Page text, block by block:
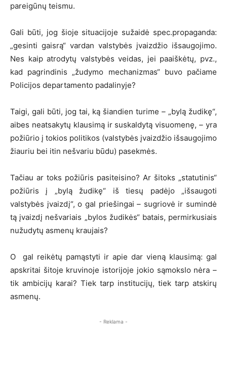
pareigūnų teismu.
Gali būti, jog šioje situacijoje sužaidė spec.propaganda:
„gesinti gaisrą“ vardan valstybės įvaizdžio išsaugojimo.
Nes kaip atrodytų valstybės veidas, jei paaiškėtų, pvz.,
kad pagrindinis „žudymo mechanizmas“ buvo pačiame
Policijos departamento padalinyje?
Taigi, gali būti, jog tai, ką šiandien turime – „bylą žudikę“,
aibes neatsakytų klausimą ir suskaldytą visuomenę, – yra
požiūrio į tokios politikos (valstybės įvaizdžio išsaugojimo
žiauriu bei itin nešvariu būdu) pasekmės.
Tačiau ar toks požiūris pasiteisino? Ar šitoks „statutinis“
požiūris į „bylą žudikę“ iš tiesų padėjo „išsaugoti
valstybės įvaizdį“, o gal priešingai – sugriovė ir sumindė
tą įvaizdį nešvariais „bylos žudikės“ batais, permirkusiais
nužudytų asmenų kraujais?
O gal reikėtų pamąstyti ir apie dar vieną klausimą: gal
apskritai šitoje kruvinoje istorijoje jokio sąmokslo nėra –
tik ambicijų karai? Tiek tarp institucijų, tiek tarp atskirų
asmenų.
- Reklama -